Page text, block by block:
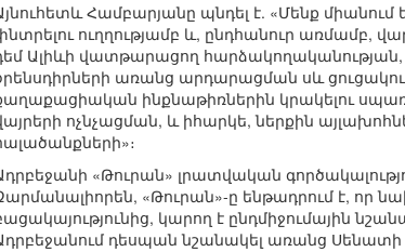
Համբարյանը պնդել է. «Մենք
ուղղությամբ և, ընդհանուր
Ալիևի վատթարացող
առանց արդարացման սև
ինքնաթիռներին կրակելու
ոչնչացման, և իհարկե, ներքին
«Թուրան» լրատվական
«Թուրան»-ը ենթադրում է, որ
կարող է ընդմիջումային
դեսպան նշանակել առանց